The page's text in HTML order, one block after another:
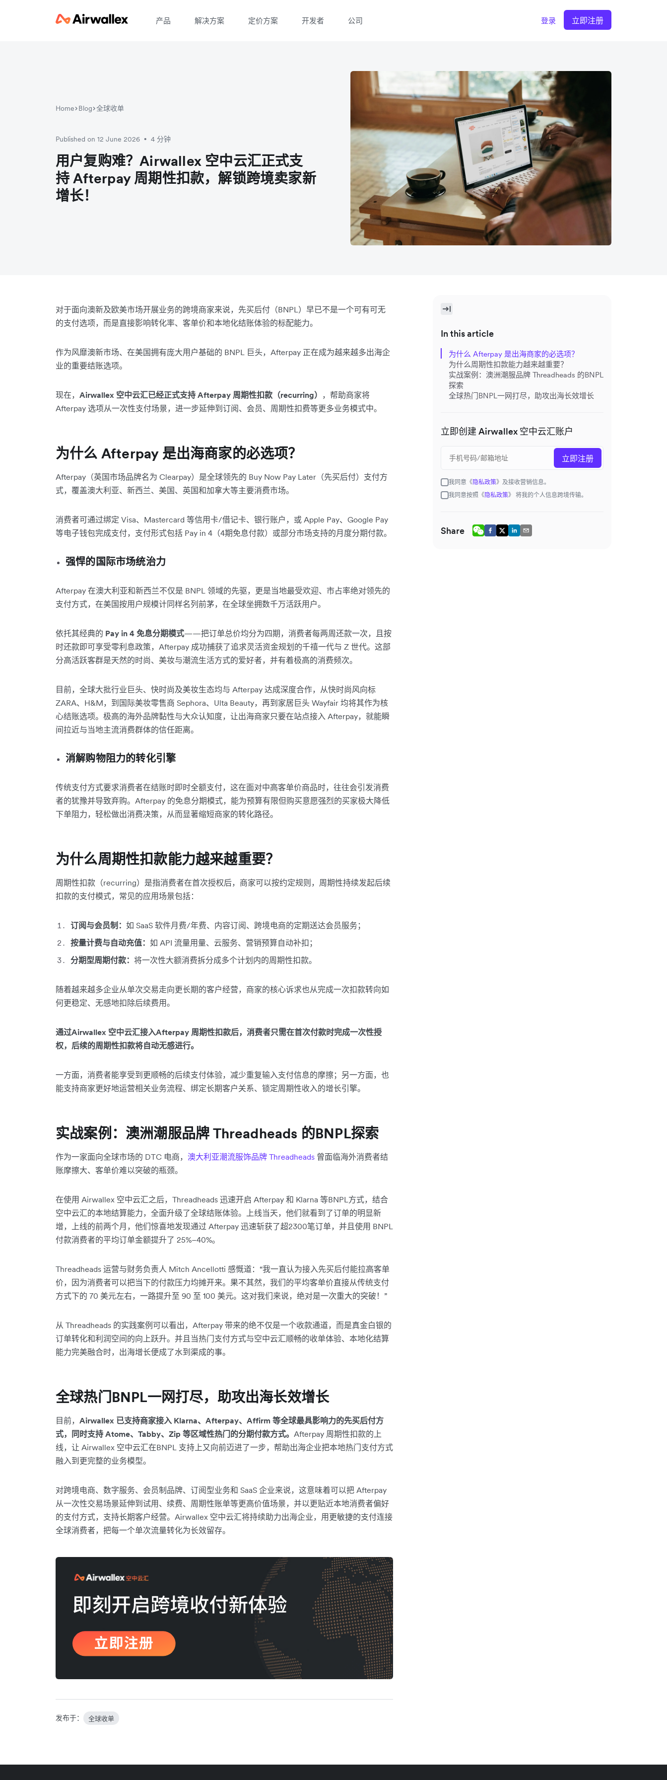
产品 解决方案 定价方案 开发者 公司 登录 立即注册
Home Blog 全球收单
Published on 12 June 2026 • 4 分钟
用户复购难？Airwallex 空中云汇正式支
持 Afterpay 周期性扣款，解锁跨境卖家新
增长！
对于面向澳新及欧美市场开展业务的跨境商家来说，先买后付（BNPL）早已不是一个可有可无
的支付选项，而是直接影响转化率、客单价和本地化结账体验的标配能力。
作为风靡澳新市场、在美国拥有庞大用户基础的 BNPL 巨头，Afterpay 正在成为越来越多出海企
业的重要结账选项。
现在， Airwallex 空中云汇已经正式支持 Afterpay 周期性扣款（recurring） ，帮助商家将
Afterpay 选项从一次性支付场景，进一步延伸到订阅、会员、周期性扣费等更多业务模式中。
为什么 Afterpay 是出海商家的必选项？
Afterpay（英国市场品牌名为 Clearpay）是全球领先的 Buy Now Pay Later（先买后付）支付方
式，覆盖澳大利亚、新西兰、美国、英国和加拿大等主要消费市场。
消费者可通过绑定 Visa、Mastercard 等信用卡/借记卡、银行账户，或 Apple Pay、Google Pay
等电子钱包完成支付，支付形式包括 Pay in 4（4期免息付款）或部分市场支持的月度分期付款。
强悍的国际市场统治力
Afterpay 在澳大利亚和新西兰不仅是 BNPL 领域的先驱，更是当地最受欢迎、市占率绝对领先的
支付方式，在美国按用户规模计同样名列前茅，在全球坐拥数千万活跃用户。
依托其经典的 Pay in 4 免息分期模式——把订单总价均分为四期，消费者每两周还款一次，且按
时还款即可享受零利息政策，Afterpay 成功捕获了追求灵活资金规划的千禧一代与 Z 世代。这部
分高活跃客群是天然的时尚、美妆与潮流生活方式的爱好者，并有着极高的消费频次。
目前，全球大批行业巨头、快时尚及美妆生态均与 Afterpay 达成深度合作，从快时尚风向标
ZARA、H&M，到国际美妆零售商 Sephora、Ulta Beauty，再到家居巨头 Wayfair 均将其作为核
心结账选项。极高的海外品牌黏性与大众认知度，让出海商家只要在站点接入 Afterpay，就能瞬
间拉近与当地主流消费群体的信任距离。
消解购物阻力的转化引擎
传统支付方式要求消费者在结账时即时全额支付，这在面对中高客单价商品时，往往会引发消费
者的犹豫并导致弃购。Afterpay 的免息分期模式，能为预算有限但购买意愿强烈的买家极大降低
下单阻力，轻松做出消费决策，从而显著缩短商家的转化路径。
为什么周期性扣款能力越来越重要？
周期性扣款（recurring）是指消费者在首次授权后，商家可以按约定规则，周期性持续发起后续
扣款的支付模式，常见的应用场景包括：
订阅与会员制： 如 SaaS 软件月费/年费、内容订阅、跨境电商的定期送达会员服务；
按量计费与自动充值： 如 API 流量用量、云服务、营销预算自动补扣；
分期型周期付款： 将一次性大额消费拆分成多个计划内的周期性扣款。
随着越来越多企业从单次交易走向更长期的客户经营，商家的核心诉求也从完成一次扣款转向如
何更稳定、无感地扣除后续费用。
通过Airwallex 空中云汇接入Afterpay 周期性扣款后，消费者只需在首次付款时完成一次性授
权，后续的周期性扣款将自动无感进行。
一方面，消费者能享受到更顺畅的后续支付体验，减少重复输入支付信息的摩擦；另一方面，也
能支持商家更好地运营相关业务流程、绑定长期客户关系、锁定周期性收入的增长引擎。
实战案例：澳洲潮服品牌 Threadheads 的BNPL探索
作为一家面向全球市场的 DTC 电商， 澳大利亚潮流服饰品牌 Threadheads 曾面临海外消费者结
账摩擦大、客单价难以突破的瓶颈。
在使用 Airwallex 空中云汇之后，Threadheads 迅速开启 Afterpay 和 Klarna 等BNPL方式，结合
空中云汇的本地结算能力，全面升级了全球结账体验。上线当天，他们就看到了订单的明显新
增，上线的前两个月，他们惊喜地发现通过 Afterpay 迅速斩获了超2300笔订单，并且使用 BNPL
付款消费者的平均订单金额提升了 25%–40%。
Threadheads 运营与财务负责人 Mitch Ancellotti 感慨道：“我一直认为接入先买后付能拉高客单
价，因为消费者可以把当下的付款压力均摊开来。果不其然，我们的平均客单价直接从传统支付
方式下的 70 美元左右，一路提升至 90 至 100 美元。这对我们来说，绝对是一次重大的突破！”
从 Threadheads 的实践案例可以看出，Afterpay 带来的绝不仅是一个收款通道，而是真金白银的
订单转化和利润空间的向上跃升。并且当热门支付方式与空中云汇顺畅的收单体验、本地化结算
能力完美融合时，出海增长便成了水到渠成的事。
全球热门BNPL一网打尽，助攻出海长效增长
目前， Airwallex 已支持商家接入 Klarna、Afterpay、Affirm 等全球最具影响力的先买后付方
式，同时支持 Atome、Tabby、Zip 等区域性热门的分期付款方式。 Afterpay 周期性扣款的上
线，让 Airwallex 空中云汇在BNPL 支持上又向前迈进了一步，帮助出海企业把本地热门支付方式
融入到更完整的业务模型。
对跨境电商、数字服务、会员制品牌、订阅型业务和 SaaS 企业来说，这意味着可以把 Afterpay
从一次性交易场景延伸到试用、续费、周期性账单等更高价值场景，并以更贴近本地消费者偏好
的支付方式，支持长期客户经营。Airwallex 空中云汇将持续助力出海企业，用更敏捷的支付连接
全球消费者，把每一个单次流量转化为长效留存。
发布于： 全球收单
In this article
为什么 Afterpay 是出海商家的必选项？
为什么周期性扣款能力越来越重要？
实战案例：澳洲潮服品牌 Threadheads 的BNPL
探索
全球热门BNPL一网打尽，助攻出海长效增长
立即创建 Airwallex 空中云汇账户
立即注册
我同意《隐私政策》及接收营销信息。
我同意按照《隐私政策》 将我的个人信息跨境传输。
Share
微信扫一扫，点击手机右上角分享
微信扫一扫，点击手机右上角分享